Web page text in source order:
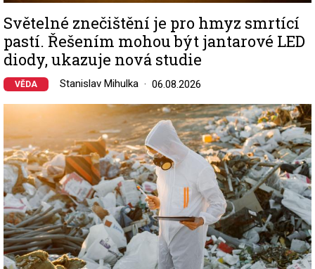
Světelné znečištění je pro hmyz smrtící
pastí. Řešením mohou být jantarové LED
diody, ukazuje nová studie
VĚDA Stanislav Mihulka 06.08.2026
Image